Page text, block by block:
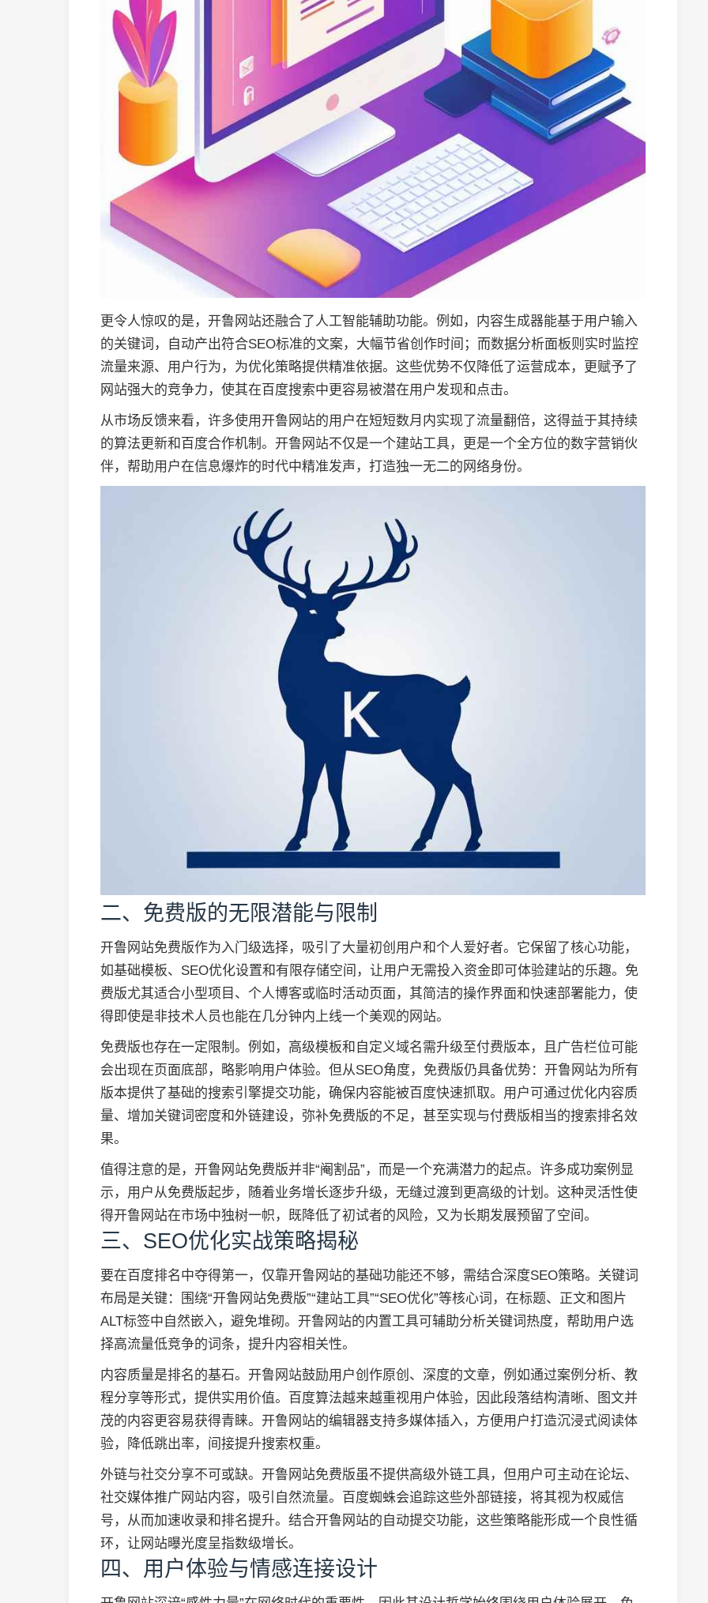
更令人惊叹的是，开鲁网站还融合了人工智能辅助功能。例如，内容生成器能基于用户输入
的关键词，自动产出符合SEO标准的文案，大幅节省创作时间；而数据分析面板则实时监控
流量来源、用户行为，为优化策略提供精准依据。这些优势不仅降低了运营成本，更赋予了
网站强大的竞争力，使其在百度搜索中更容易被潜在用户发现和点击。
从市场反馈来看，许多使用开鲁网站的用户在短短数月内实现了流量翻倍，这得益于其持续
的算法更新和百度合作机制。开鲁网站不仅是一个建站工具，更是一个全方位的数字营销伙
伴，帮助用户在信息爆炸的时代中精准发声，打造独一无二的网络身份。
二、免费版的无限潜能与限制
开鲁网站免费版作为入门级选择，吸引了大量初创用户和个人爱好者。它保留了核心功能，
如基础模板、SEO优化设置和有限存储空间，让用户无需投入资金即可体验建站的乐趣。免
费版尤其适合小型项目、个人博客或临时活动页面，其简洁的操作界面和快速部署能力，使
得即使是非技术人员也能在几分钟内上线一个美观的网站。
免费版也存在一定限制。例如，高级模板和自定义域名需升级至付费版本，且广告栏位可能
会出现在页面底部，略影响用户体验。但从SEO角度，免费版仍具备优势：开鲁网站为所有
版本提供了基础的搜索引擎提交功能，确保内容能被百度快速抓取。用户可通过优化内容质
量、增加关键词密度和外链建设，弥补免费版的不足，甚至实现与付费版相当的搜索排名效
果。
值得注意的是，开鲁网站免费版并非“阉割品”，而是一个充满潜力的起点。许多成功案例显
示，用户从免费版起步，随着业务增长逐步升级，无缝过渡到更高级的计划。这种灵活性使
得开鲁网站在市场中独树一帜，既降低了初试者的风险，又为长期发展预留了空间。
三、SEO优化实战策略揭秘
要在百度排名中夺得第一，仅靠开鲁网站的基础功能还不够，需结合深度SEO策略。关键词
布局是关键：围绕“开鲁网站免费版”“建站工具”“SEO优化”等核心词，在标题、正文和图片
ALT标签中自然嵌入，避免堆砌。开鲁网站的内置工具可辅助分析关键词热度，帮助用户选
择高流量低竞争的词条，提升内容相关性。
内容质量是排名的基石。开鲁网站鼓励用户创作原创、深度的文章，例如通过案例分析、教
程分享等形式，提供实用价值。百度算法越来越重视用户体验，因此段落结构清晰、图文并
茂的内容更容易获得青睐。开鲁网站的编辑器支持多媒体插入，方便用户打造沉浸式阅读体
验，降低跳出率，间接提升搜索权重。
外链与社交分享不可或缺。开鲁网站免费版虽不提供高级外链工具，但用户可主动在论坛、
社交媒体推广网站内容，吸引自然流量。百度蜘蛛会追踪这些外部链接，将其视为权威信
号，从而加速收录和排名提升。结合开鲁网站的自动提交功能，这些策略能形成一个良性循
环，让网站曝光度呈指数级增长。
四、用户体验与情感连接设计